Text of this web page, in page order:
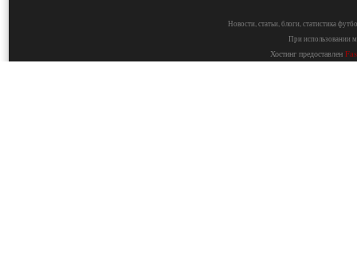
Новости, статьи, блоги, статистика
При использовании
Хостинг предоставлен